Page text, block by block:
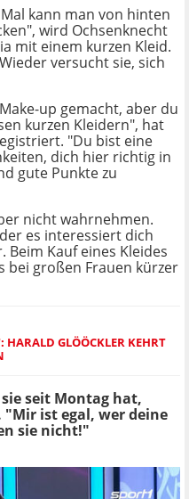
kann man von hinten
wird Ochsenknecht
mit einem kurzen Kleid.
versucht sie, sich
up gemacht, aber du
kurzen Kleidern", hat
"Du bist eine
dich hier richtig in
gute Punkte zu
nicht wahrnehmen.
es interessiert dich
Kauf eines Kleides
bei großen Frauen kürzer
HARALD GLÖÖCKLER KEHRT
seit Montag hat,
ist egal, wer deine
sie nicht!"